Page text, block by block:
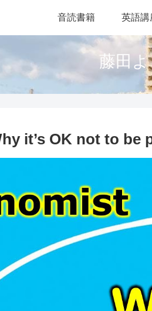
藤田
音読書籍 英語講
it’s OK not to be